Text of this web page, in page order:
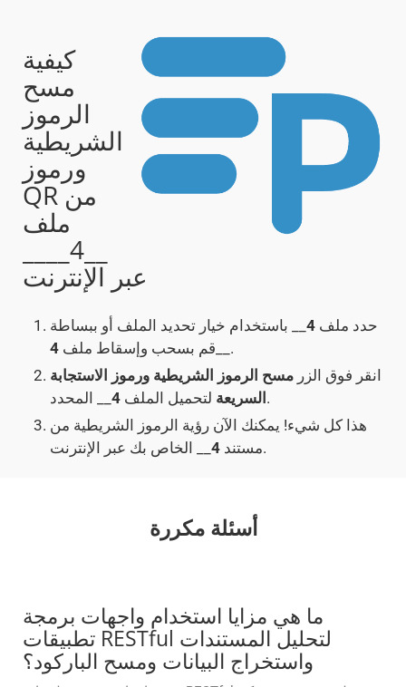
كيفية
مسح
الرموز
الشريطية
ورموز
QR من
ملف
عبر الإنترنت
حدد ملف 4 __ باستخدام خيار تحديد الملف أو ببساطة
قم بسحب وإسقاط ملف 4
__.
انقر فوق الزر مسح الرموز الشريطية ورموز الاستجابة
السريعة لتحميل الملف 4
__ المحدد.
هذا كل شيء! يمكنك الآن رؤية الرموز الشريطية من
مستند 4 __ الخاص بك عبر الإنترنت.
أسئلة مكررة
ما هي مزايا استخدام واجهات برمجة
تطبيقات RESTful لتحليل المستندات
واستخراج البيانات ومسح الباركود؟